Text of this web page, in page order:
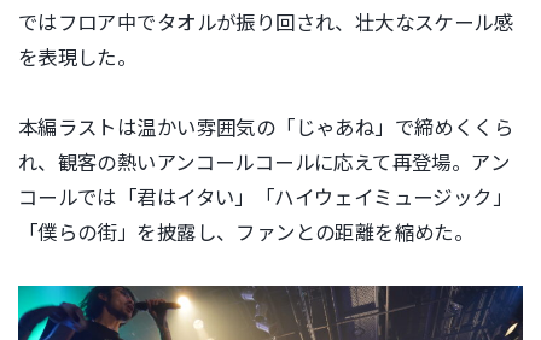
ではフロア中でタオルが振り回され、 壮大なスケール感
を表現した。
本編ラストは温かい雰囲気の「じゃあね」で締めくくら
れ、 観客の熱いアンコールコールに応えて再登場。アン
コールでは「君はイタい」「ハイウェイミュージック」
「僕らの街」を披露し、 ファンとの距離を縮めた。